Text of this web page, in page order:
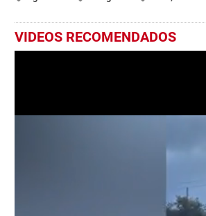
VIDEOS RECOMENDADOS